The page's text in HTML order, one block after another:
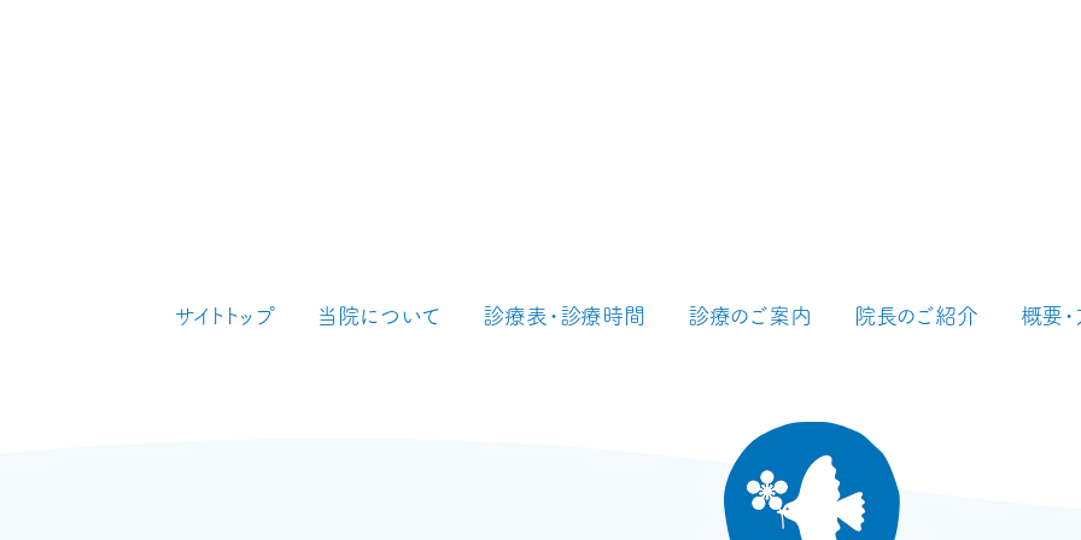
サイトトップ 当院について 診療表・診療時間 診療のご案内 院長のご紹介 概要・